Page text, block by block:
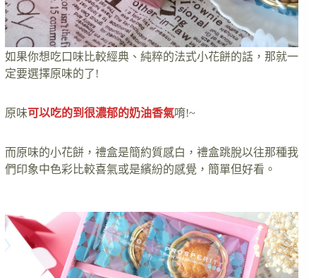
如果你想吃口味比較經典、純粹的法式小花餅的話，那就一
定要選擇原味的了!
原味可以吃的到很濃郁的奶油香氣唷!~
而原味的小花餅，禮盒是簡約質感白，禮盒跳脫以往那種我
們印象中色彩比較喜氣或是繽紛的感覺，簡單但好看。